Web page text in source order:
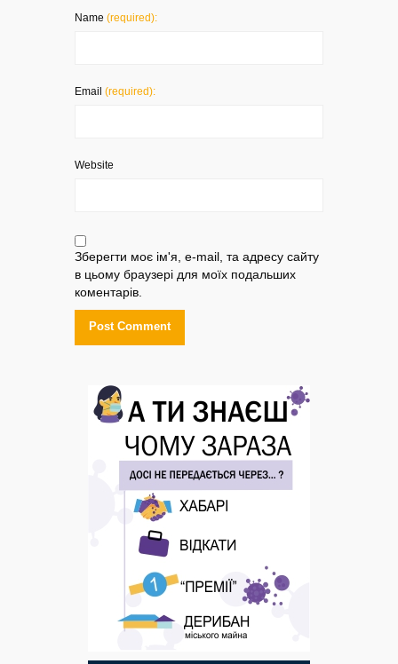
Name (required):
Email (required):
Website
Зберегти моє ім'я, e-mail, та адресу сайту
в цьому браузері для моїх подальших
коментарів.